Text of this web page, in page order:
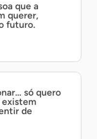
que a
querer,
futuro.
só quero
de